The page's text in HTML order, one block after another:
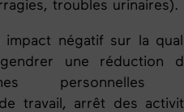
troubles urinaires).
négatif sur la
une réduction
personnelles
travail, arrêt des